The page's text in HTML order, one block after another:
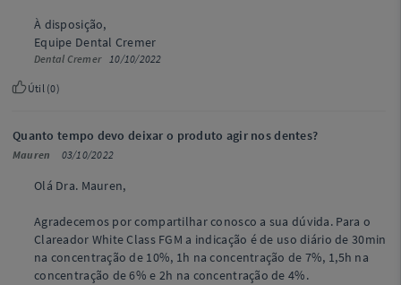
À disposição,
Equipe Dental Cremer
Dental Cremer10/10/2022
Útil (0)
Quanto tempo devo deixar o produto agir nos dentes?
Mauren 03/10/2022
Olá Dra. Mauren,
Agradecemos por compartilhar conosco a sua dúvida. Para o
Clareador White Class FGM a indicação é de uso diário de 30min
na concentração de 10%, 1h na concentração de 7%, 1,5h na
concentração de 6% e 2h na concentração de 4%.